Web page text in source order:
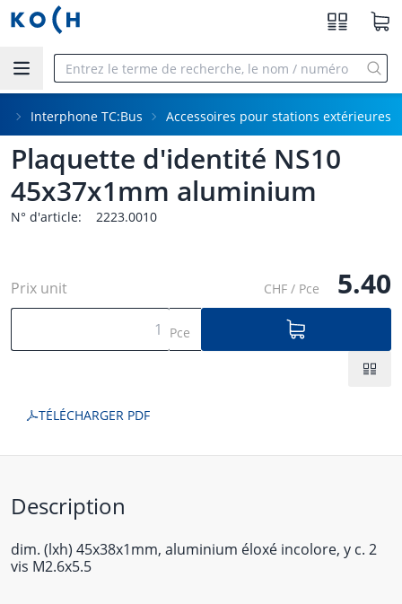
Aller au contenu principal
Interphone TC:Bus Accessoires pour stations extérieures
Plaquette d'identité NS10
45x37x1mm aluminium
N° d'article: 2223.0010
Prix unit CHF / Pce 5.40
Pce
TÉLÉCHARGER PDF
Description
dim. (lxh) 45x38x1mm, aluminium éloxé incolore, y c. 2
vis M2.6x5.5